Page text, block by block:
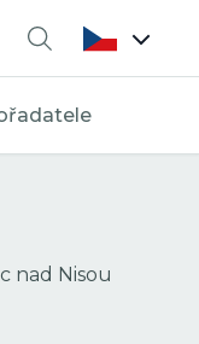
Vyhledávání
nad Nisou